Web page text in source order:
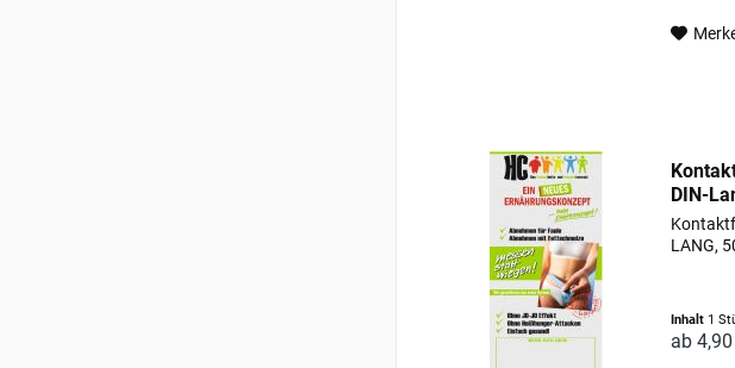
DIN-
LANG,
Inhalt 1
ab